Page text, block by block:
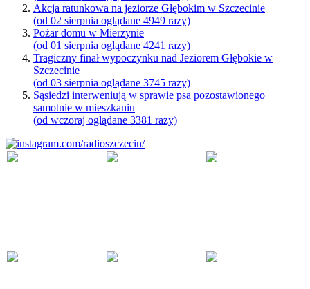
Akcja ratunkowa na jeziorze Głębokim w Szczecinie
(od 02 sierpnia oglądane 4949 razy)
Pożar domu w Mierzynie
(od 01 sierpnia oglądane 4241 razy)
Tragiczny finał wypoczynku nad Jeziorem Głębokie w
Szczecinie
(od 03 sierpnia oglądane 3745 razy)
Sąsiedzi interweniują w sprawie psa pozostawionego
samotnie w mieszkaniu
(od wczoraj oglądane 3381 razy)